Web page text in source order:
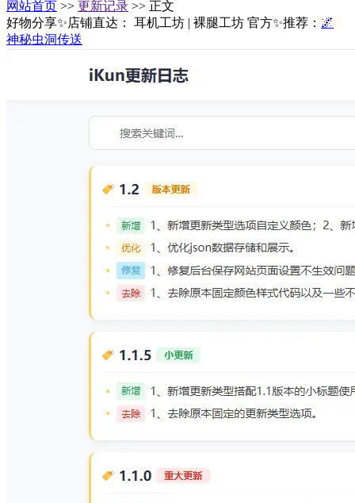
网站首页 >> 更新记录 >> 正文
好物分享✨店铺直达： 耳机工坊 | 裸腿工坊 官方✨推荐： 🌌
神秘虫洞传送